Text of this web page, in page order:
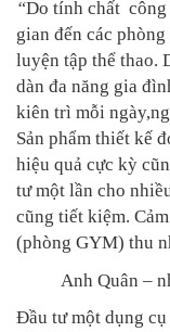
“Do tính chất
gian đến các
luyện tập thể thao.
dàn đa năng gia
kiên trì mỗi
Sản phẩm thiết kế
hiệu quả cực kỳ
tư một lần cho
cũng tiết kiệm.
(phòng GYM) thu
Anh Quân –
Đầu tư một dụng